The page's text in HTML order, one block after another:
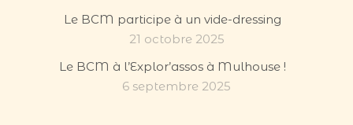
Le BCM participe à un vide-dressing
21 octobre 2025
Le BCM à l’Explor’assos à Mulhouse !
6 septembre 2025